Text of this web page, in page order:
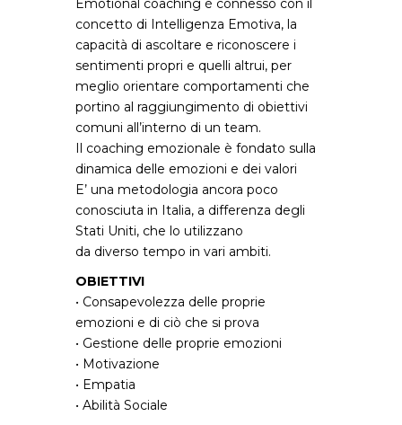
Emotional coaching è connesso con il
concetto di Intelligenza Emotiva, la
capacità di ascoltare e riconoscere i
sentimenti propri e quelli altrui, per
meglio orientare comportamenti che
portino al raggiungimento di obiettivi
comuni all’interno di un team.
Il coaching emozionale è fondato sulla
dinamica delle emozioni e dei valori
E’ una metodologia ancora poco
conosciuta in Italia, a differenza degli
Stati Uniti, che lo utilizzano
da diverso tempo in vari ambiti.
OBIETTIVI
• Consapevolezza delle proprie
emozioni e di ciò che si prova
• Gestione delle proprie emozioni
• Motivazione
• Empatia
• Abilità Sociale